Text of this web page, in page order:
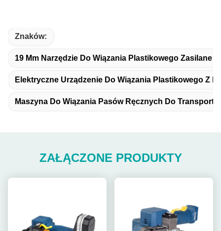
Znaków:
19 Mm Narzędzie Do Wiązania Plastikowego Zasilane
Elektryczne Urządzenie Do Wiązania Plastikowego Z
Maszyna Do Wiązania Pasów Ręcznych Do Transportu
ZAŁĄCZONE PRODUKTY